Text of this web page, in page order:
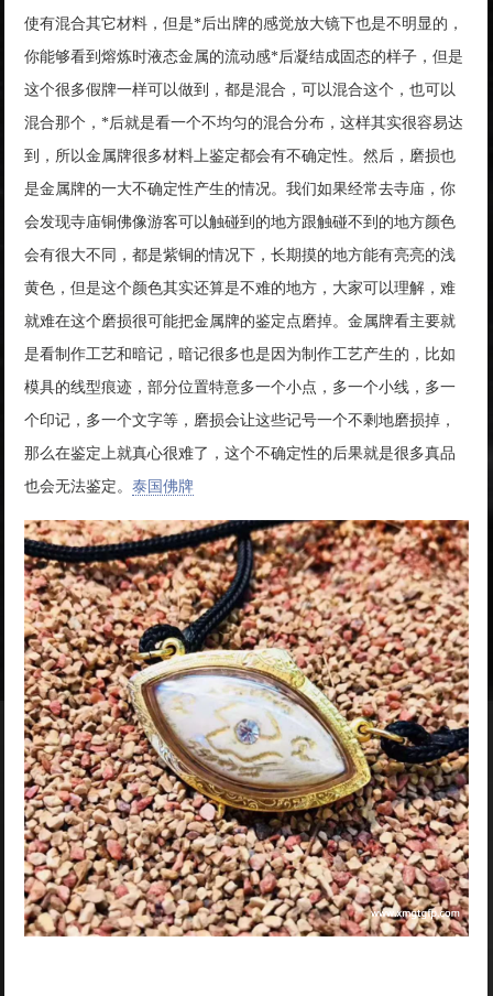
使有混合其它材料，但是*后出牌的感觉放大镜下也是不明显的，
你能够看到熔炼时液态金属的流动感*后凝结成固态的样子，但是
这个很多假牌一样可以做到，都是混合，可以混合这个，也可以
混合那个，*后就是看一个不均匀的混合分布，这样其实很容易达
到，所以金属牌很多材料上鉴定都会有不确定性。然后，磨损也
是金属牌的一大不确定性产生的情况。我们如果经常去寺庙，你
会发现寺庙铜佛像游客可以触碰到的地方跟触碰不到的地方颜色
会有很大不同，都是紫铜的情况下，长期摸的地方能有亮亮的浅
黄色，但是这个颜色其实还算是不难的地方，大家可以理解，难
就难在这个磨损很可能把金属牌的鉴定点磨掉。金属牌看主要就
是看制作工艺和暗记，暗记很多也是因为制作工艺产生的，比如
模具的线型痕迹，部分位置特意多一个小点，多一个小线，多一
个印记，多一个文字等，磨损会让这些记号一个不剩地磨损掉，
那么在鉴定上就真心很难了，这个不确定性的后果就是很多真品
也会无法鉴定。泰国佛牌